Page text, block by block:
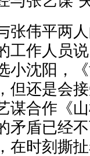
伟平两人
工作人员
小沈阳，
但还是会
谋合作《
矛盾已经
在时刻撕扯